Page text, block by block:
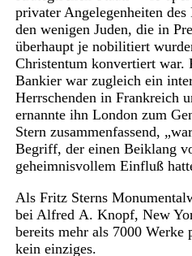
privater Angelegenheiten
den wenigen Juden, die in
überhaupt je nobilitiert
Christentum konvertiert war.
Bankier war zugleich ein
Herrschenden in Frankreich
ernannte ihn London zum
Stern zusammenfassend,
Begriff, der einen Beiklang
geheimnisvollem Einfluß
Als Fritz Sterns
bei Alfred A. Knopf, New
bereits mehr als 7000
kein einziges.